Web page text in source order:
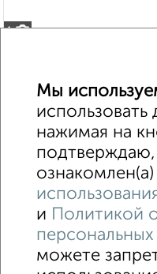
1
мкр. Иркутск-2,
Собственник, 13.11.2020
Офисное
Помещение свободного
Мы
использовать
нажимая на
подтверждаю,
ознакомлен(а)
и
Политикой
можете